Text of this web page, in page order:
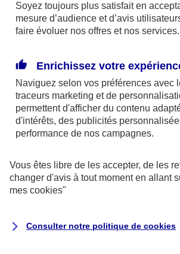
AXA France IARD et AXA
mandataires exclusifs en
246 et n°13 005 764
surwww.orias.fr)
AXA Assistance France
S.A au capital de 51 429 430,40
Siège social :
8-10, rue Paul Vaillant Couturier
Soyez toujours plus satisfait en
mesure d’audience et d’avis
faire évoluer nos offres et nos services.
Enrichissez votre
Naviguez selon vos préférences avec
traceurs marketing et de
permettent d'afficher du contenu
d'intérêts, des publicités
performance de nos campagnes.
Vous êtes libre de les accepter, de les
changer d'avis à tout moment en allant
mes cookies"
Consulter notre politique de cookies